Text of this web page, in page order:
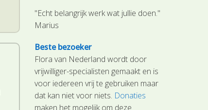
"Echt belangrijk werk wat jullie doen."
Marius
Beste bezoeker
Flora van Nederland wordt door
vrijwilliger-specialisten gemaakt en is
voor iedereen vrij te gebruiken maar
dat kan niet voor niets. Donaties
maken het mogelijk om deze